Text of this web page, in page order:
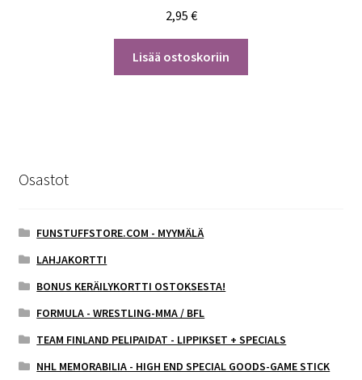
2,95 €
Lisää ostoskoriin
Osastot
FUNSTUFFSTORE.COM - MYYMÄLÄ
LAHJAKORTTI
BONUS KERÄILYKORTTI OSTOKSESTA!
FORMULA - WRESTLING-MMA / BFL
TEAM FINLAND PELIPAIDAT - LIPPIKSET + SPECIALS
NHL MEMORABILIA - HIGH END SPECIAL GOODS-GAME STICK